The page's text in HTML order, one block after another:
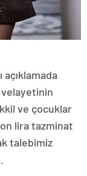
açıklamada
velayetinin
ve çocuklar
lira tazminat
talebimiz